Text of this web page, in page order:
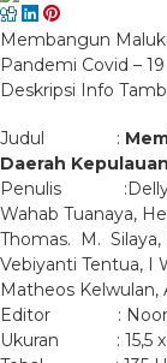
Membangun
Pandemi Covid – 19
Deskripsi Info
Judul :
Daerah
Penulis :Delly
Wahab Tuanaya,
Thomas. M. Silaya,
Vebiyanti Tentua, I
Matheos
Editor : Noor
Ukuran : 15,5 x